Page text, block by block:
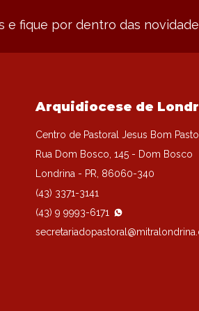
e fique por dentro das
Arquidiocese de
Centro de Pastoral Jesus Bom
Rua Dom Bosco, 145 - Dom Bosco
Londrina - PR, 86060-340
(43) 3371-3141
(43) 9 9993-6171